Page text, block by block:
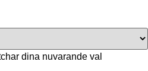
dina nuvarande val